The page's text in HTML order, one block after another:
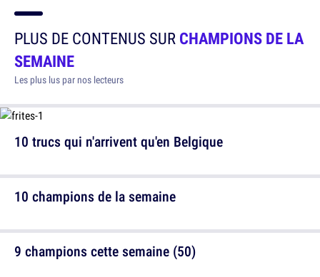
PLUS DE CONTENUS SURCHAMPIONS DE LA
SEMAINE
Les plus lus par nos lecteurs
10 trucs qui n'arrivent qu'en Belgique
9 champions cette semaine (50)
10 champions de la semaine